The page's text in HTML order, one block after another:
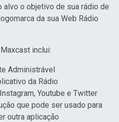
alvo o objetivo de sua rádio de
da sua Web Rádio
inclui:
Administrável
da Rádio
Youtube e Twitter
que pode ser usado para
outra aplicação